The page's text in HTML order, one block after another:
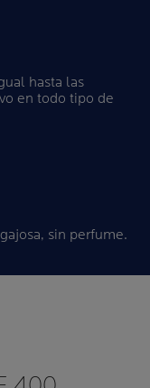
hasta las
en todo tipo de
sin perfume.